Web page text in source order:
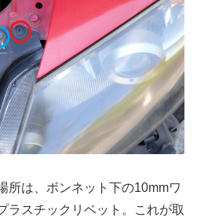
所は、ボンネット下の10mmワ
ラスチックリベット。これが取